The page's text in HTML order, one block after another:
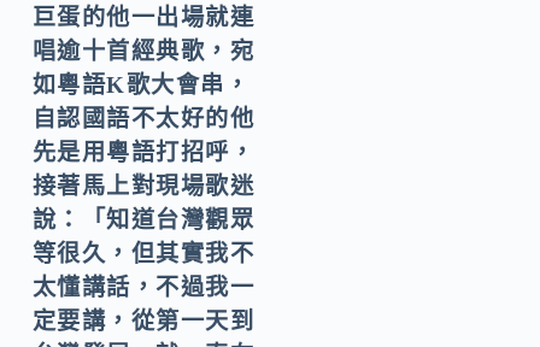
巨蛋的他一出場就連
唱逾十首經典歌，宛
如粵語K歌大會串，
自認國語不太好的他
先是用粵語打招呼，
接著馬上對現場歌迷
說：「知道台灣觀眾
等很久，但其實我不
太懂講話，不過我一
定要講，從第一天到